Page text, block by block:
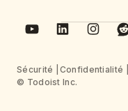
Sécurité Confidentialité
© Todoist Inc.